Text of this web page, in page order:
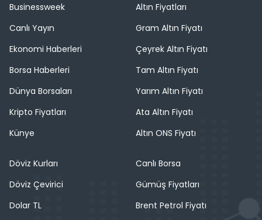
Businessweek
Canlı Yayın
Ekonomi Haberleri
Borsa Haberleri
Dünya Borsaları
Kripto Fiyatları
Künye
Altın Fiyatları
Gram Altın Fiyatı
Çeyrek Altın Fiyatı
Tam Altın Fiyatı
Yarım Altın Fiyatı
Ata Altın Fiyatı
Altın ONS Fiyatı
Döviz Kurları
Döviz Çevirici
Dolar TL
Canlı Borsa
Gümüş Fiyatları
Brent Petrol Fiyatı